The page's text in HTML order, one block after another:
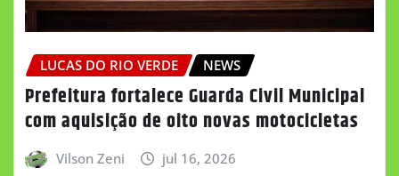
LUCAS DO RIO VERDE NEWS
Prefeitura fortalece Guarda Civil Municipal
com aquisição de oito novas motocicletas
Vilson Zeni jul 16, 2026